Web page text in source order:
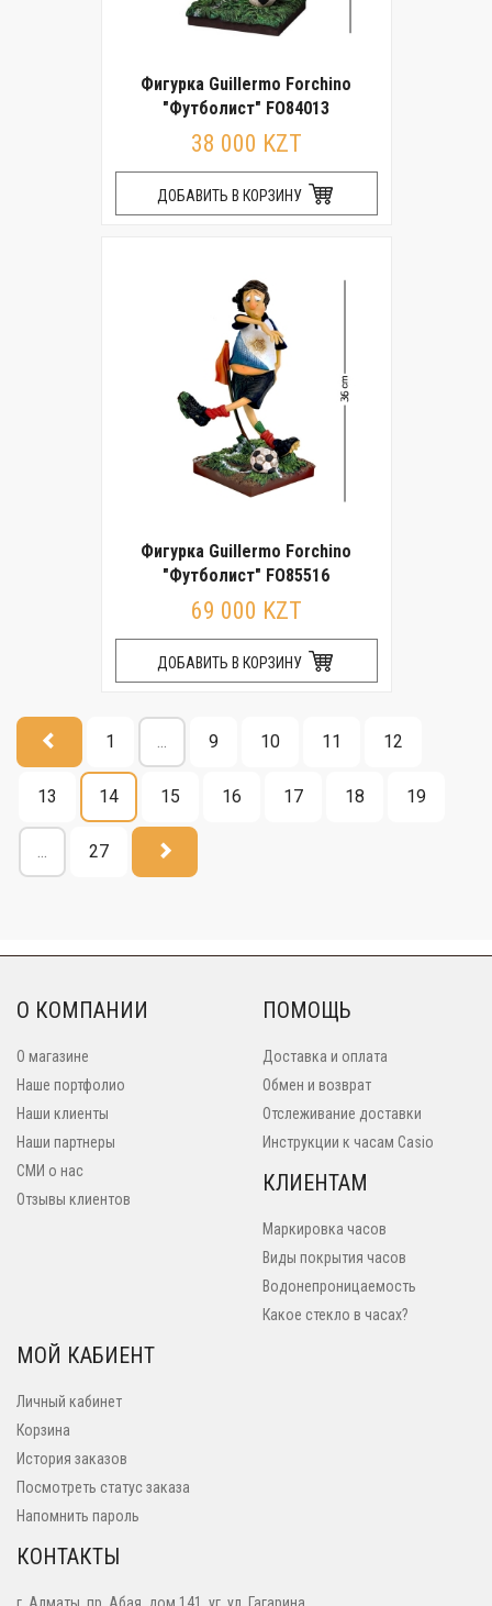
Фигурка Guillermo Forchino
"Футболист" FO84013
38 000 KZT
ДОБАВИТЬ В КОРЗИНУ
Фигурка Guillermo Forchino
"Футболист" FO85516
69 000 KZT
ДОБАВИТЬ В КОРЗИНУ
1 ... 9 10 11 12
13 14 15 16 17 18 19
... 27
О КОМПАНИИ
О магазине
Наше портфолио
Наши клиенты
Наши партнеры
СМИ о нас
Отзывы клиентов
ПОМОЩЬ
Доставка и оплата
Обмен и возврат
Отслеживание доставки
Инструкции к часам Casio
КЛИЕНТАМ
Маркировка часов
Виды покрытия часов
Водонепроницаемость
Какое стекло в часах?
МОЙ КАБИЕНТ
Личный кабинет
Корзина
История заказов
Посмотреть статус заказа
Напомнить пароль
КОНТАКТЫ